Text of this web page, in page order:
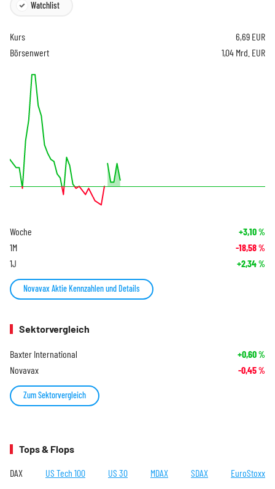
Watchlist
Kurs 6,69 EUR
Börsenwert
1,04 Mrd. EUR
Woche +3,10%
1M -18,58%
1J +2,34%
Novavax Aktie Kennzahlen und Details
Sektorvergleich
Baxter International +0,60%
Novavax -0,45%
Zum Sektorvergleich
Tops & Flops
DAX US Tech 100 US 30 MDAX SDAX EuroStoxx